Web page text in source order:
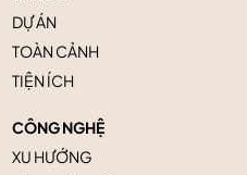
DỰ ÁN
TOÀN CẢNH
TIỆN ÍCH
CÔNG NGHỆ
XU HƯỚNG